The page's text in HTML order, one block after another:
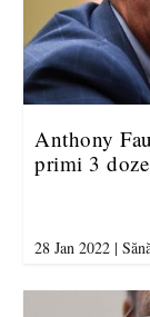
Anthony
primi 3
28 Jan 2022 |